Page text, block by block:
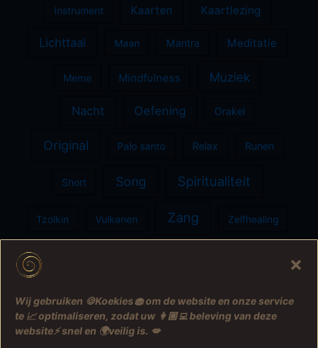
Wij gebruiken 🍪Koekies🧁 om de website en onze service
te 📈 optimaliseren, zodat uw 👩🏼‍💻 beleving van deze
website⚡️ snel en 🌍veilig is. 💋
Instrument Kaarten Kaartlezing
Lichttaal Maan Mantra Meditatie
Meme Mindfulness Muziek
Nacht Oefening Orakel
Original Palo santo Relax Runen
Short Song Spiritualiteit
Tzolkin Vulkanen Zang Zelfhealing
Felicia de Wilt © 2005-2026